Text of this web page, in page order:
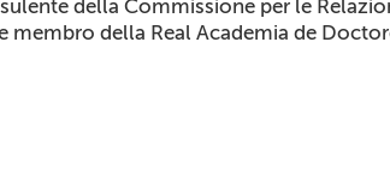
della Commissione per le
della Real Academia de